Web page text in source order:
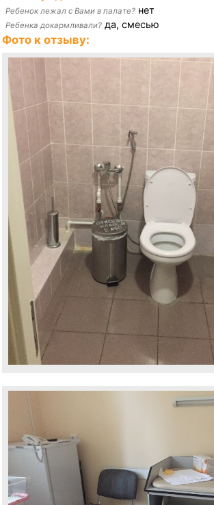
Ребенок лежал с Вами в палате? нет
Ребенка докармливали? да, смесью
Фото к отзыву: